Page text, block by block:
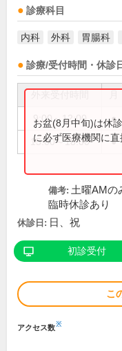
診療科目
内科 外科 胃腸科
診療/受付時間・休診
9:00～12:00 ●
15:00～18:00 ●
お盆(8月中旬)は休
に必ず医療機関に直
備考: 土曜AMの
臨時休診あり
休診日: 日、祝
初診受付
こ
アクセス数※